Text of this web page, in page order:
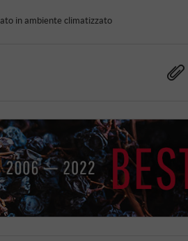
in ambiente climatizzato